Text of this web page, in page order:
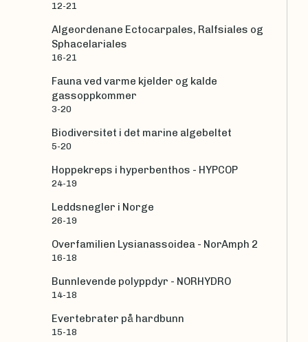
12-21
Algeordenane Ectocarpales, Ralfsiales og
Sphacelariales
16-21
Fauna ved varme kjelder og kalde
gassoppkommer
3-20
Biodiversitet i det marine algebeltet
5-20
Hoppekreps i hyperbenthos - HYPCOP
24-19
Leddsnegler i Norge
26-19
Overfamilien Lysianassoidea - NorAmph 2
16-18
Bunnlevende polyppdyr - NORHYDRO
14-18
Evertebrater på hardbunn
15-18